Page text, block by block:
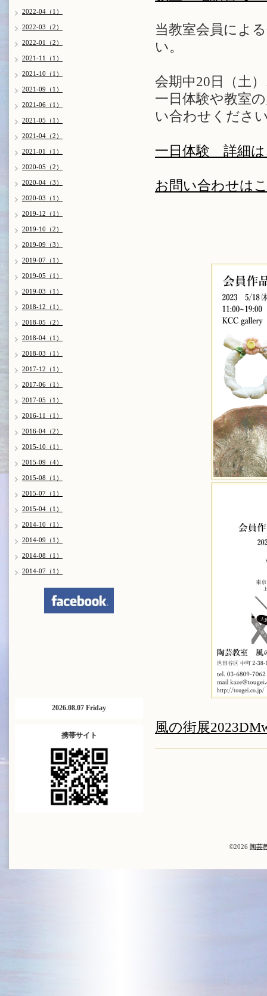
当教室会員によ
い。
会期中20日（土
一日体験や教室
い合わせくださ
一日体験 詳細
お問い合わせは
風の街展
2022-04（1）
2022-03（2）
2022-01（2）
2021-11（1）
2021-10（1）
2021-09（1）
2021-06（1）
2021-05（1）
2021-04（2）
2021-01（1）
2020-05（2）
2020-04（3）
2020-03（1）
2019-12（1）
2019-10（2）
2019-09（3）
2019-07（1）
2019-05（1）
2019-03（1）
2018-12（1）
2018-05（2）
2018-04（1）
2018-03（1）
2017-12（1）
2017-06（1）
2017-05（1）
2016-11（1）
2016-04（2）
2015-10（1）
2015-09（4）
2015-08（1）
2015-07（1）
2015-04（1）
2014-10（1）
2014-09（1）
2014-08（1）
2014-07（1）
2026.08.07 Friday
携帯サイト
©2026 陶芸